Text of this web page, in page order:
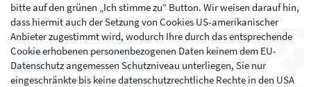
bitte auf den grünen „Ich stimme zu“ Button. Wir weisen darauf hin,
dass hiermit auch der Setzung von Cookies US-amerikanischer
Anbieter zugestimmt wird, wodurch Ihre durch das entsprechende
Cookie erhobenen personenbezogenen Daten keinem dem EU-
Datenschutz angemessen Schutzniveau unterliegen, Sie nur
eingeschränkte bis keine datenschutzrechtliche Rechte in den USA